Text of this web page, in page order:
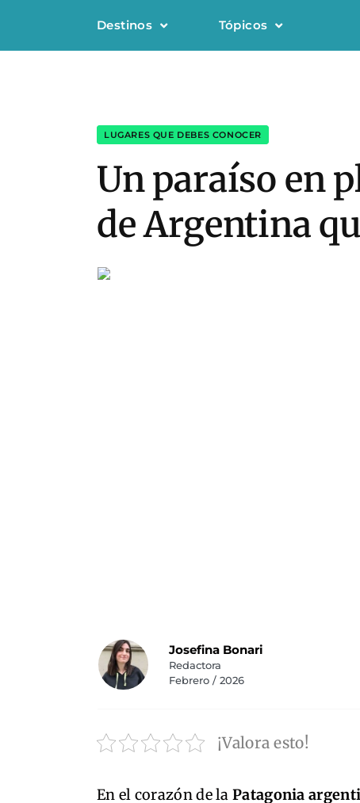
Destinos Tópicos
LUGARES QUE DEBES CONOCER
Un paraíso en
de Argentina
Josefina Bonari
Redactora
Febrero / 2026
¡Valora esto!
En el corazón de la Patagonia